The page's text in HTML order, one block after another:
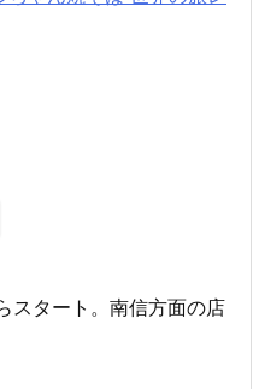
スタート。南信方面の店